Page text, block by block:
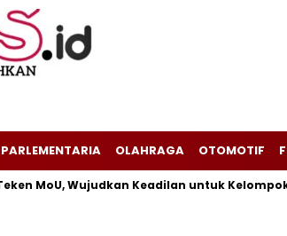
PARLEMENTARIA OLAHRAGA OTOMOTIF
MoU, Wujudkan Keadilan untuk Kelompok